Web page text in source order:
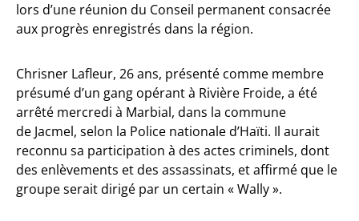
lors d’une réunion du Conseil permanent consacrée
aux progrès enregistrés dans la région.
Chrisner Lafleur, 26 ans, présenté comme membre
présumé d’un gang opérant à Rivière Froide, a été
arrêté mercredi à Marbial, dans la commune
de Jacmel, selon la Police nationale d’Haïti. Il aurait
reconnu sa participation à des actes criminels, dont
des enlèvements et des assassinats, et affirmé que le
groupe serait dirigé par un certain « Wally ».